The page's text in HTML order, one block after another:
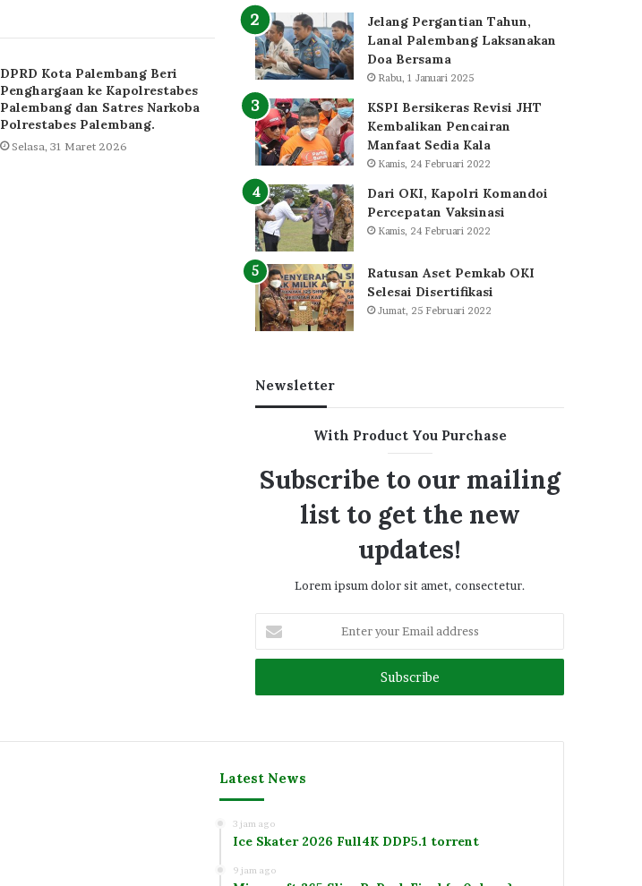
DPRD Kota Palembang Beri
Penghargaan ke Kapolrestabes
Palembang dan Satres Narkoba
Polrestabes Palembang.
Selasa, 31 Maret 2026
Jelang Pergantian Tahun,
Lanal Palembang Laksanakan
Doa Bersama
Rabu, 1 Januari 2025
KSPI Bersikeras Revisi JHT
Kembalikan Pencairan
Manfaat Sedia Kala
Kamis, 24 Februari 2022
Dari OKI, Kapolri Komandoi
Percepatan Vaksinasi
Kamis, 24 Februari 2022
Ratusan Aset Pemkab OKI
Selesai Disertifikasi
Jumat, 25 Februari 2022
Newsletter
With Product You Purchase
Subscribe to our mailing
list to get the new
updates!
Lorem ipsum dolor sit amet, consectetur.
your
Email
Latest News
3 jam ago
Ice Skater 2026 Full4K DDP5.1 torrent
9 jam ago